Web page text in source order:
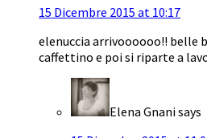
15 Dicembre 2015 at 10:17
elenuccia arrivoooooo!! belle
caffettino e poi si riparte a
Elena Gnanisays